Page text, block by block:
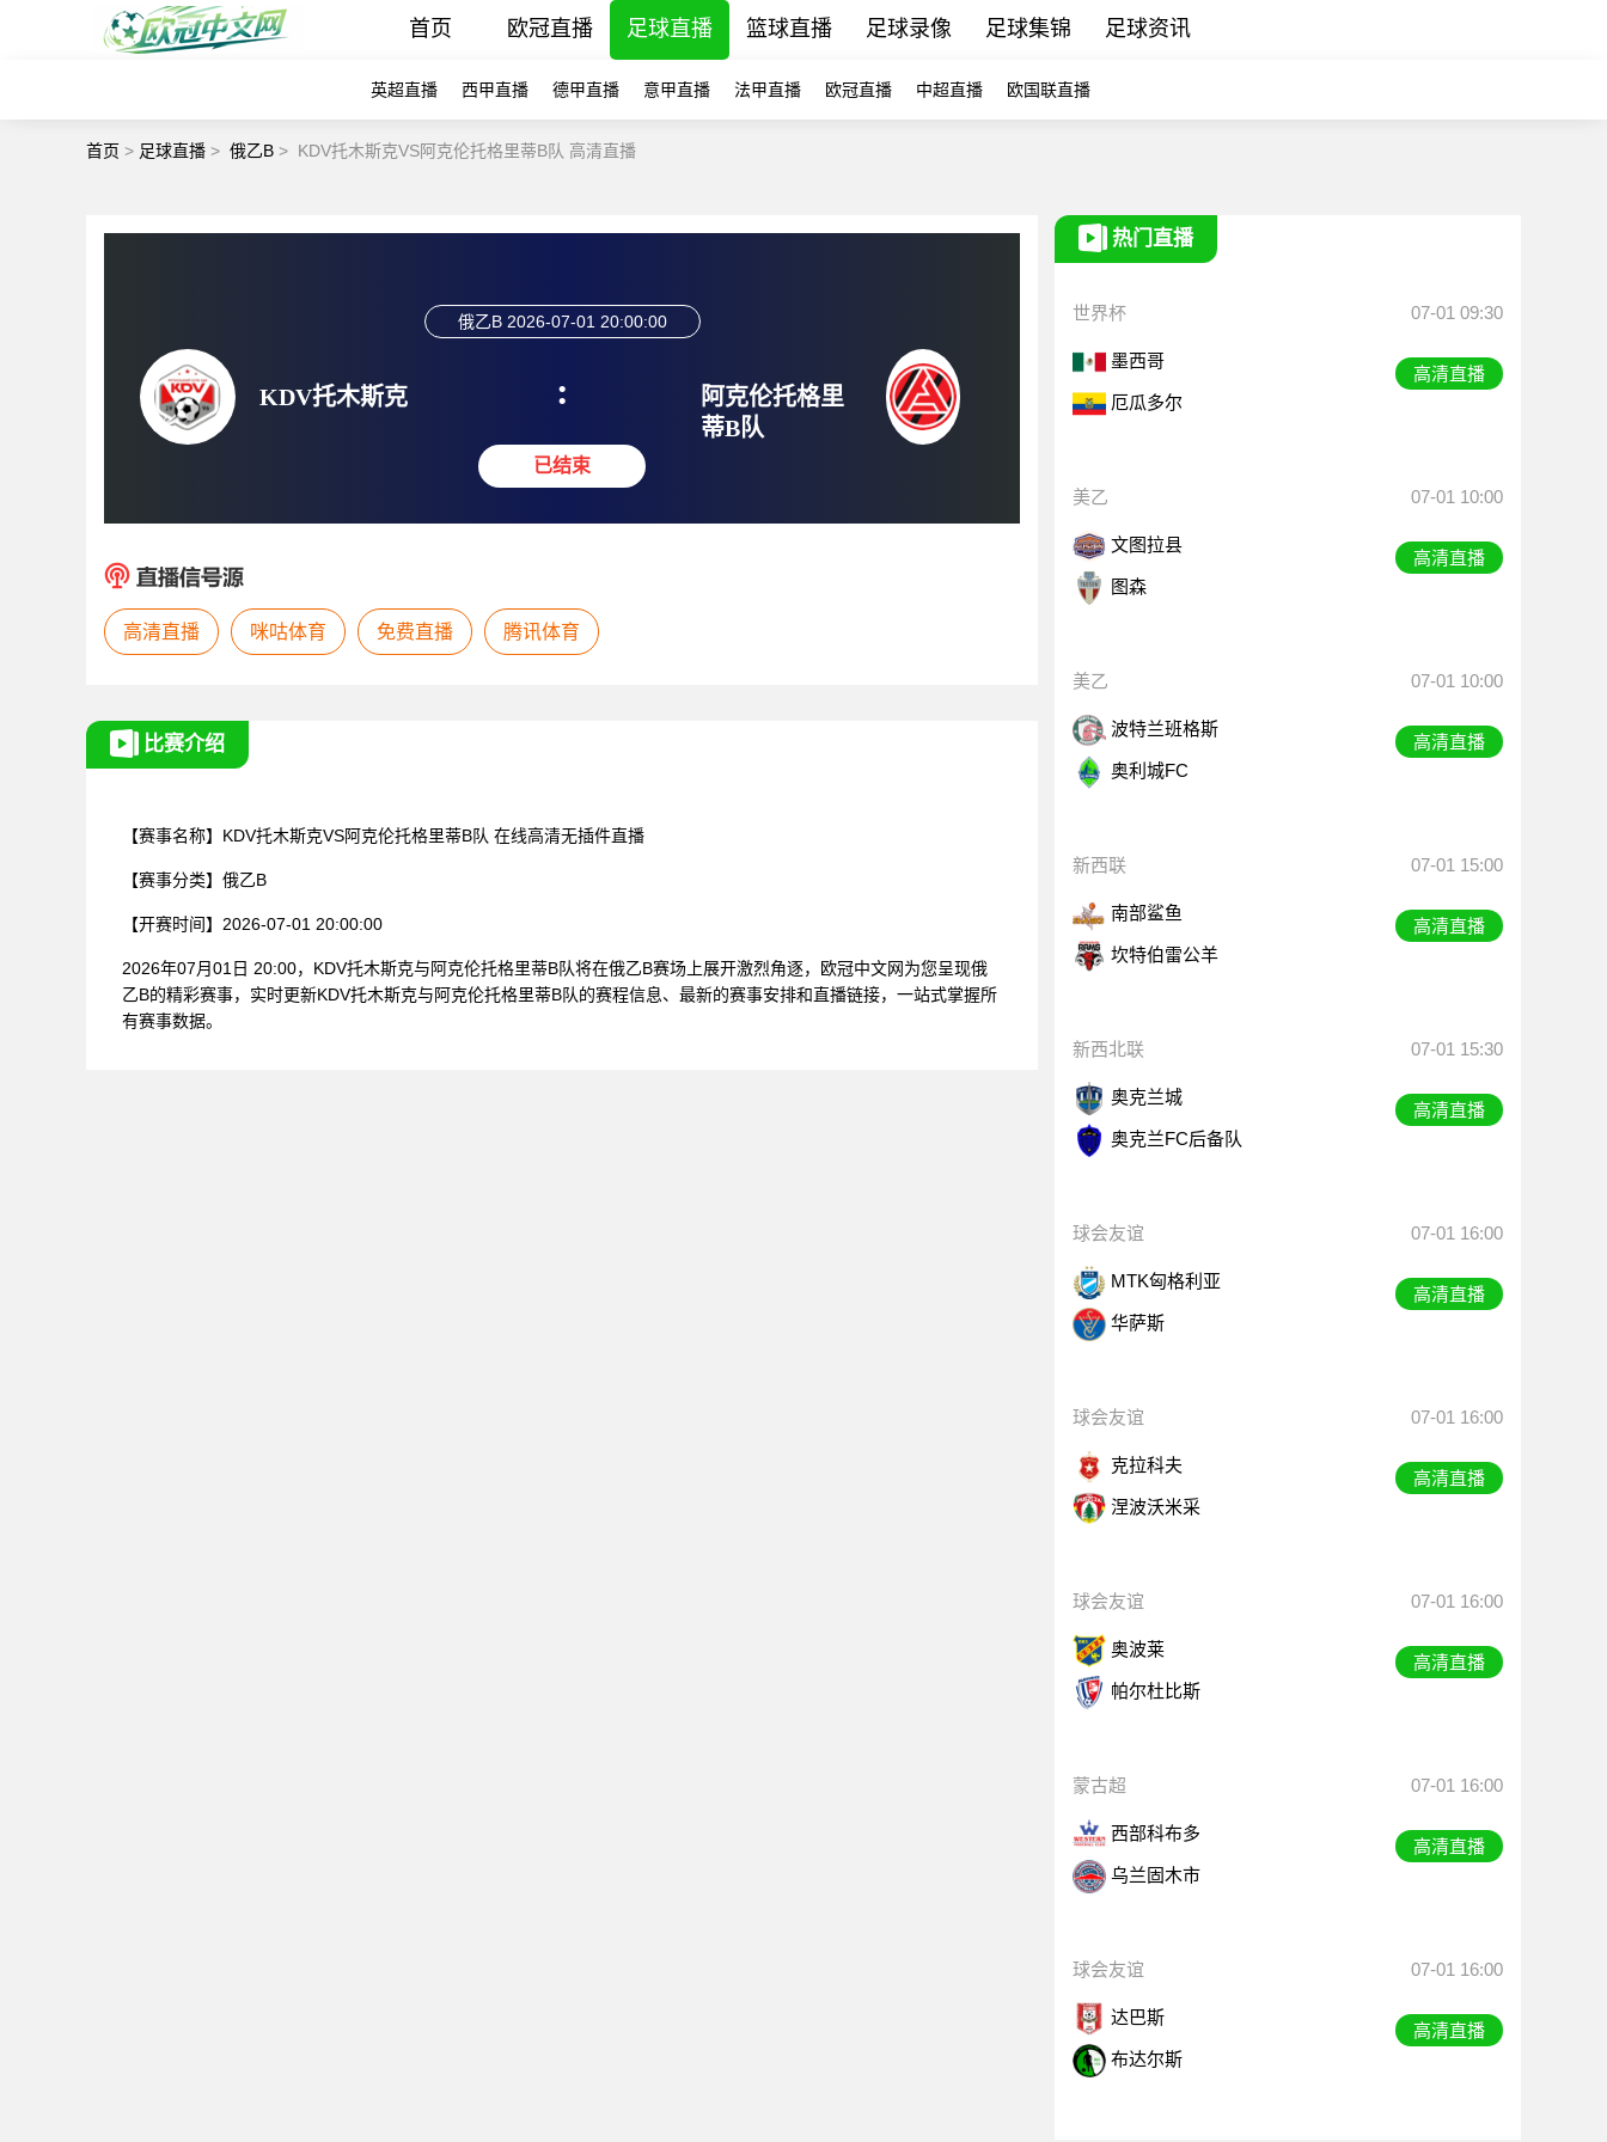
首页 欧冠直播 足球直播 篮球直播 足球录像 足球集锦 足球资讯
英超直播 西甲直播 德甲直播 意甲直播 法甲直播 欧冠直播 中超直播 欧国联直播
首页 > 足球直播 > 俄乙B > KDV托木斯克VS阿克伦托格里蒂B队 高清直播
KDV托木斯克
俄乙B 2026-07-01 20:00:00
:
已结束
阿克伦托格里
蒂B队
高清直播 咪咕体育 免费直播 腾讯体育
比赛介绍
【赛事名称】 KDV托木斯克VS阿克伦托格里蒂B队 在线高清无插件直播
【赛事分类】 俄乙B
【开赛时间】 2026-07-01 20:00:00
2026年07月01日 20:00，KDV托木斯克与阿克伦托格里蒂B队将在俄乙B赛场上展开激烈角逐，欧冠中文网为您呈现俄
乙B的精彩赛事，实时更新KDV托木斯克与阿克伦托格里蒂B队的赛程信息、最新的赛事安排和直播链接，一站式掌握所
有赛事数据。
热门直播
世界杯 07-01 09:30
墨西哥
厄瓜多尔
高清直播
美乙 07-01 10:00
文图拉县
图森
高清直播
美乙 07-01 10:00
波特兰班格斯
奥利城FC
高清直播
新西联 07-01 15:00
南部鲨鱼
坎特伯雷公羊
高清直播
新西北联 07-01 15:30
奥克兰城
奥克兰FC后备队
高清直播
球会友谊 07-01 16:00
MTK匈格利亚
华萨斯
高清直播
球会友谊 07-01 16:00
克拉科夫
涅波沃米采
高清直播
球会友谊 07-01 16:00
奥波莱
帕尔杜比斯
高清直播
蒙古超 07-01 16:00
西部科布多
乌兰固木市
高清直播
球会友谊 07-01 16:00
达巴斯
布达尔斯
高清直播